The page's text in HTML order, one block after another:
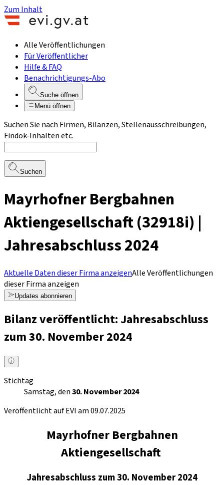
Zum Inhalt
Alle Veröffentlichungen
Für Veröffentlicher
Hilfe & FAQ
Benachrichtigungs-Abo
Suche öffnen
Menü öffnen
Suchen Sie nach Firmen, Bilanzen, Stellenausschreibungen,
Findok-Inhalten etc.
Suchen
Mayrhofner Bergbahnen
Aktiengesellschaft (32918i) |
Jahresabschluss 2024
Aktuelle Daten dieser Firma anzeigenAlle Veröffentlichungen
dieser Firma anzeigen
Updates abonnieren
Bilanz veröffentlicht: Jahresabschluss
zum 30. November 2024
Stichtag
Samstag, den30. November 2024
Veröffentlicht auf EVI am 09.07.2025
Mayrhofner Bergbahnen
Aktiengesellschaft
Jahresabschluss zum 30. November 2024